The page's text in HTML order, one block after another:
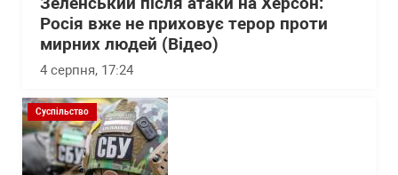
Росія вже не приховує терор проти
мирних людей (Відео)
4 серпня, 17:24
Суспільство